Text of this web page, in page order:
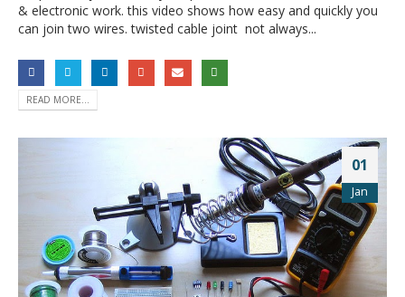
& electronic work. this video shows how easy and quickly you
can join two wires. twisted cable joint not always...
READ MORE...
01
Jan